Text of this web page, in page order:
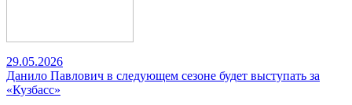
29.05.2026
Данило Павлович в следующем сезоне будет выступать за
«Кузбасс»